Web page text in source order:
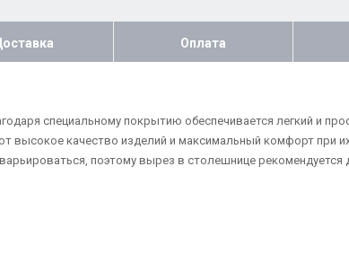
Оплата
специальному покрытию обеспечивается легкий и
высокое качество изделий и максимальный комфорт при
поэтому вырез в столешнице рекомендуется